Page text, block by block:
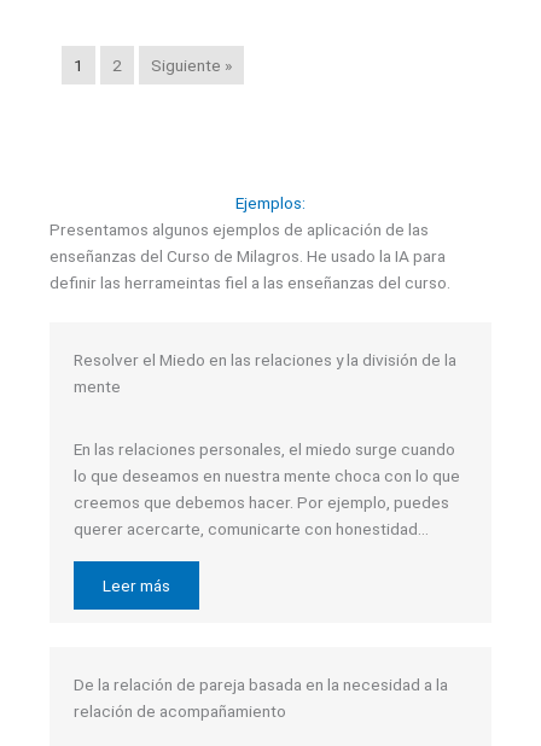
1 2 Siguiente »
Ejemplos:
Presentamos algunos ejemplos de aplicación de las
enseñanzas del Curso de Milagros. He usado la IA para
definir las herrameintas fiel a las enseñanzas del curso.
Resolver el Miedo en las relaciones y la división de la
mente
En las relaciones personales, el miedo surge cuando
lo que deseamos en nuestra mente choca con lo que
creemos que debemos hacer. Por ejemplo, puedes
querer acercarte, comunicarte con honestidad…
Leer más
De la relación de pareja basada en la necesidad a la
relación de acompañamiento